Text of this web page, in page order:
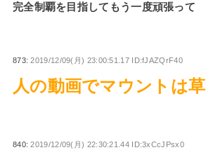
完全制覇を目指してもう一度頑張って
873:2019/12/09(月) 23:00:51.17 ID:fJAZQrF40
人の動画でマウントは草
840:2019/12/09(月) 22:30:21.44 ID:3xCcJPsx0